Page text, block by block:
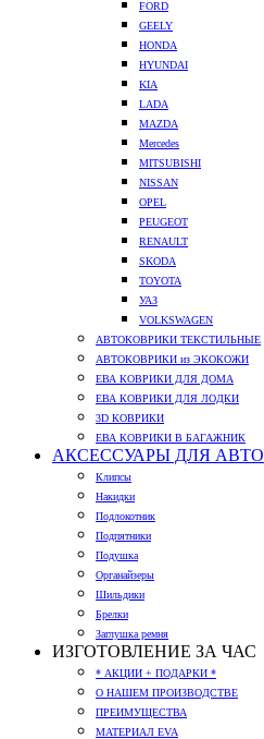
FORD
GEELY
HONDA
HYUNDAI
KIA
LADA
MAZDA
Mercedes
MITSUBISHI
NISSAN
OPEL
PEUGEOT
RENAULT
SKODA
TOYOTA
УАЗ
VOLKSWAGEN
АВТОКОВРИКИ ТЕКСТИЛЬНЫЕ
АВТОКОВРИКИ из ЭКОКОЖИ
ЕВА КОВРИКИ ДЛЯ ДОМА
ЕВА КОВРИКИ ДЛЯ ЛОДКИ
3D КОВРИКИ
ЕВА КОВРИКИ В БАГАЖНИК
АКСЕССУАРЫ ДЛЯ АВТО
Клипсы
Накидки
Подлокотник
Подпятники
Подушка
Органайзеры
Шильдики
Брелки
Заглушка ремня
ИЗГОТОВЛЕНИЕ ЗА ЧАС
* АКЦИИ + ПОДАРКИ *
О НАШЕМ ПРОИЗВОДСТВЕ
ПРЕИМУЩЕСТВА
МАТЕРИАЛ EVA